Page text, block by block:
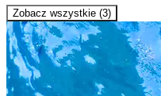
Zobacz wszystkie (3)